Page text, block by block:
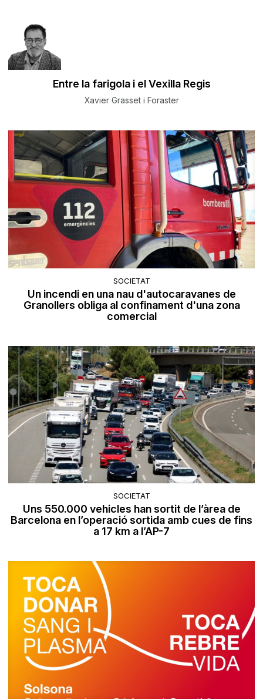
Entre la farigola i el Vexilla Regis
Xavier Grasset i Foraster
SOCIETAT
Un incendi en una nau d'autocaravanes de
Granollers obliga al confinament d'una zona
comercial
SOCIETAT
Uns 550.000 vehicles han sortit de l’àrea de
Barcelona en l’operació sortida amb cues de fins
a 17 km a l’AP-7